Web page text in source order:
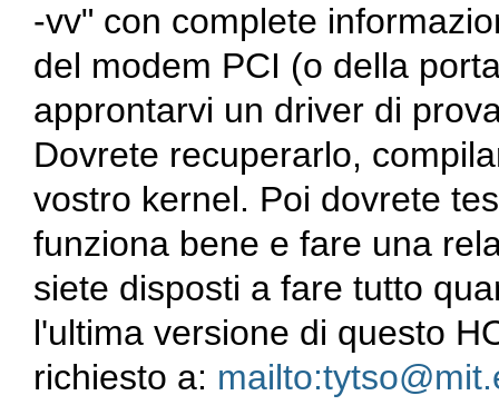
-vv" con complete
del modem PCI (o della
approntarvi un driver di
Dovrete recuperarlo,
vostro kernel. Poi dovrete
funziona bene e fare una
siete disposti a fare tutto
l'ultima versione di questo
richiesto a: